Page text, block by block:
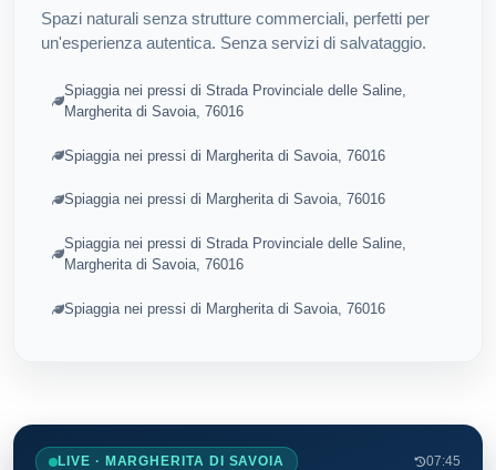
Spazi naturali senza strutture commerciali, perfetti per
un'esperienza autentica. Senza servizi di salvataggio.
Spiaggia nei pressi di Strada Provinciale delle Saline,
Margherita di Savoia, 76016
Spiaggia nei pressi di Margherita di Savoia, 76016
Spiaggia nei pressi di Margherita di Savoia, 76016
Spiaggia nei pressi di Strada Provinciale delle Saline,
Margherita di Savoia, 76016
Spiaggia nei pressi di Margherita di Savoia, 76016
LIVE · MARGHERITA DI SAVOIA 07:45